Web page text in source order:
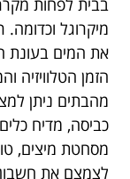
מיקרוגל
את המים בעונת
הזמן
מהבתים ניתן
כביסה, מדיח
מסחטת מיצים,
לצמצם את